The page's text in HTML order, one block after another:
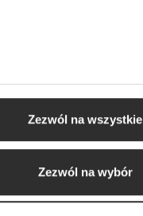
Zezwól na wszystkie
Zezwól na wybór